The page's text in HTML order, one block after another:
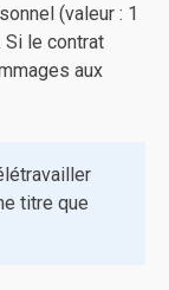
(valeur : 1
le contrat
aux
titre que